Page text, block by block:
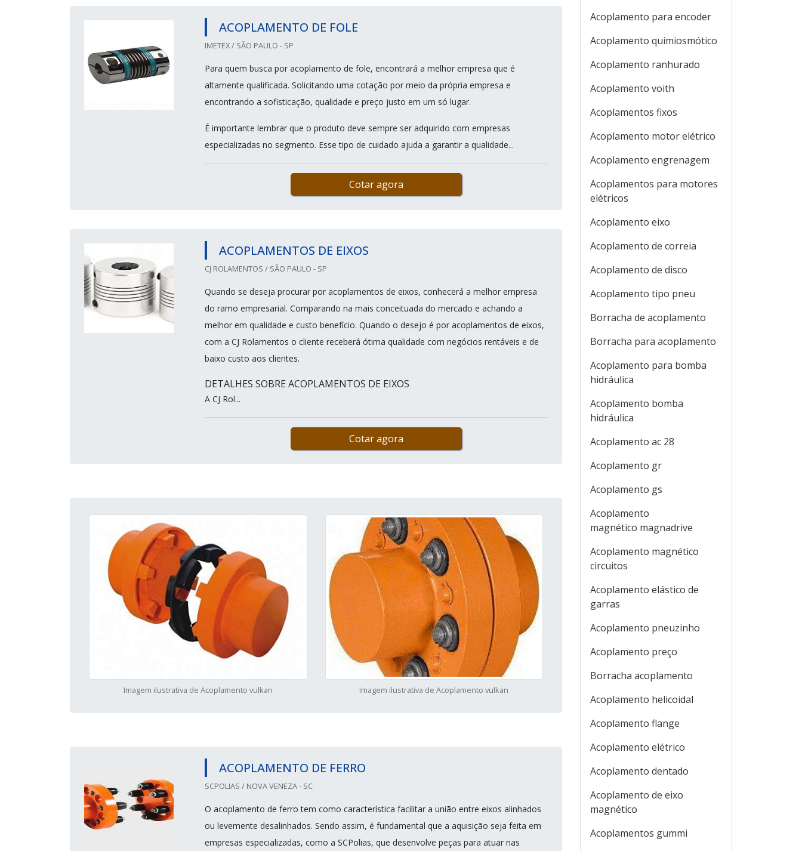
ACOPLAMENTO DE FOLE
IMETEX / SÃO PAULO - SP
Para quem busca por acoplamento de fole, encontrará a melhor empresa que é
altamente qualificada. Solicitando uma cotação por meio da própria empresa e
encontrando a sofisticação, qualidade e preço justo em um só lugar.
É importante lembrar que o produto deve sempre ser adquirido com empresas
especializadas no segmento. Esse tipo de cuidado ajuda a garantir a qualidade...
Cotar agora
ACOPLAMENTOS DE EIXOS
CJ ROLAMENTOS / SÃO PAULO - SP
Quando se deseja procurar por acoplamentos de eixos, conhecerá a melhor empresa
do ramo empresarial. Comparando na mais conceituada do mercado e achando a
melhor em qualidade e custo benefício. Quando o desejo é por acoplamentos de eixos,
com a CJ Rolamentos o cliente receberá ótima qualidade com negócios rentáveis e de
baixo custo aos clientes.
DETALHES SOBRE ACOPLAMENTOS DE EIXOS
A CJ Rol...
Cotar agora
Imagem ilustrativa de Acoplamento vulkan Imagem ilustrativa de Acoplamento vulkan
ACOPLAMENTO DE FERRO
SCPOLIAS / NOVA VENEZA - SC
O acoplamento de ferro tem como característica facilitar a união entre eixos alinhados
ou levemente desalinhados. Sendo assim, é fundamental que a aquisição seja feita em
empresas especializadas, como a SCPolias, que desenvolve peças para atuar nas
Acoplamento para encoder
Acoplamento quimiosmótico
Acoplamento ranhurado
Acoplamento voith
Acoplamentos fixos
Acoplamento motor elétrico
Acoplamento engrenagem
Acoplamentos para motores
elétricos
Acoplamento eixo
Acoplamento de correia
Acoplamento de disco
Acoplamento tipo pneu
Borracha de acoplamento
Borracha para acoplamento
Acoplamento para bomba
hidráulica
Acoplamento bomba
hidráulica
Acoplamento ac 28
Acoplamento gr
Acoplamento gs
Acoplamento
magnético magnadrive
Acoplamento magnético
circuitos
Acoplamento elástico de
garras
Acoplamento pneuzinho
Acoplamento preço
Borracha acoplamento
Acoplamento helicoidal
Acoplamento flange
Acoplamento elétrico
Acoplamento dentado
Acoplamento de eixo
magnético
Acoplamentos gummi